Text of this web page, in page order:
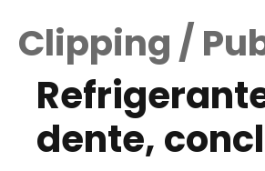
Clipping /
dente,